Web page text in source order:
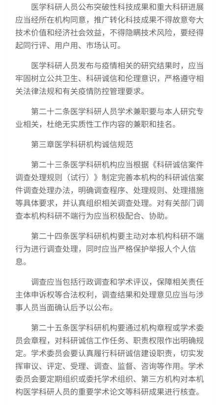
医学科研人员公布突破性科技成果和重大科研进展
应当经所在机构同意，推广转化科技成果不得故意夸大
技术价值和经济社会效益，不得隐瞒技术风险，要经得
起同行评、用户用、市场认可。
医学科研人员发布与疫情相关的研究结果时，应当
牢固树立公共卫生、科研诚信和伦理意识，严格遵守相
关法律法规和有关疫情防控管理要求。
第二十二条医学科研人员学术兼职要与本人研究专
业相关，杜绝无实质性工作内容的兼职和挂名。
第三章医学科研机构诚信规范
第二十三条医学科研机构应当根据《科研诚信案件
调查处理规则（试行）》制定完善本机构的科研诚信案
件调查处理办法，明确调查程序、处理规则、处理措施
等具体要求，并认真组织相关调查处理。对有关部门调
查本机构科研不端行为应当积极配合、协助。
第二十四条医学科研机构要主动对本机构科研不端
行为进行调查处理，同时应当严格保护举报人个人信
息。
调查应当包括行政调查和学术评议，保障相关责任
主体申诉权等合法权利，调查结果和处理意见应当与涉
事人员当面确认后予以公布。
第二十五条医学科研机构要通过机构章程或学术委
员会章程，对科研诚信工作任务、职责权限作出明确规
定。学术委员会要认真履行科研诚信建设职责，切实发
挥审议、评定、受理、调查、监督、咨询等作用。学术
委员会要定期组织或委托学术组织、第三方机构对本机
构医学科研人员的重要学术论文等科研成果进行核查。